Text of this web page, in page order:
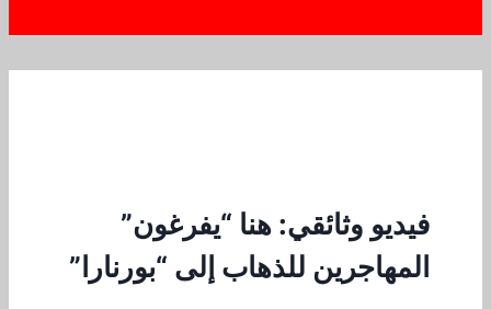
فيديو وثائقي: هنا “يفرغون”
المهاجرين للذهاب إلى “بورنارا”